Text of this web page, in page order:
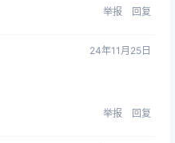
举报 回复
24年11月25日
举报 回复